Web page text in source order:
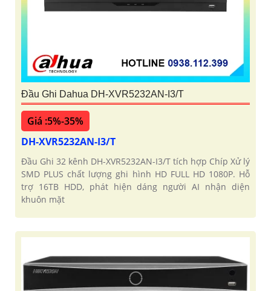
Đầu Ghi Dahua DH-XVR5232AN-I3/T
Giá :5%-35%
DH-XVR5232AN-I3/T
Đầu Ghi 32 kênh DH-XVR5232AN-I3/T tích hợp Chíp Xử lý
SMD PLUS chất lượng ghi hình HD FULL HD 1080P. Hỗ
trợ 16TB HDD, phát hiện dáng người AI nhận diện
khuôn mặt